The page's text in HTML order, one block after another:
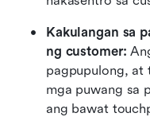
Kakulangan sa
ng customer:
pagpupulong, at
mga puwang sa
ang bawat